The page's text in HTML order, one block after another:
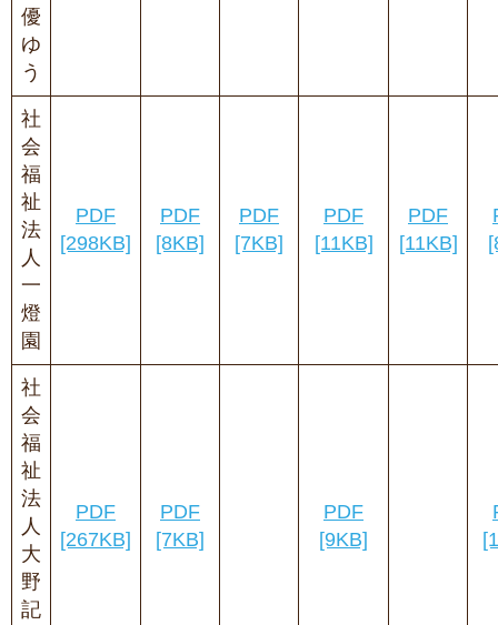
優
ゆ
う
社
会
福
祉
法
人
一
燈
園
PDF
[298KB]
PDF
[8KB]
PDF
[7KB]
PDF
[11KB]
PDF
[11KB]
社
会
福
祉
法
人
大
野
記
PDF
[267KB]
PDF
[7KB]
PDF
[9KB]